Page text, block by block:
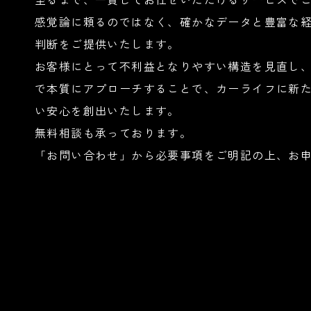
感覚論に頼るのではなく、確かなデータと豊富な
判断をご提供いたします。
お客様にとって不利益となりやすい構造を見直し
で本質にアプローチすることで、カーライフに新
い安心を創出いたします。
無料相談も承っております。
「お問い合わせ」から必要事項をご明記の上、お